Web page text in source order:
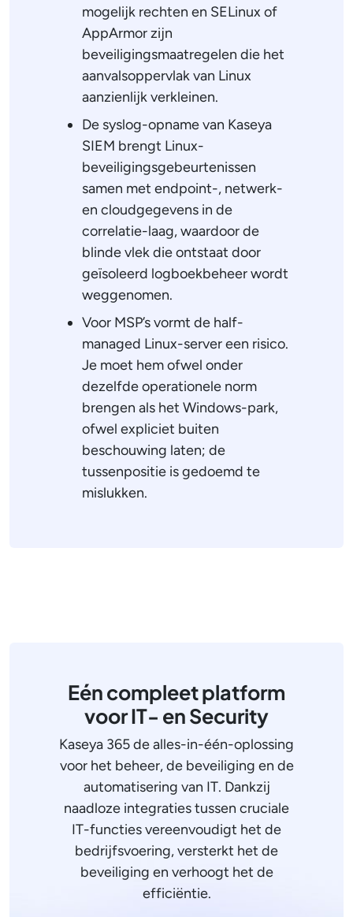
mogelijk rechten en SELinux of
AppArmor zijn
beveiligingsmaatregelen die het
aanvalsoppervlak van Linux
aanzienlijk verkleinen.
De syslog-opname van Kaseya
SIEM brengt Linux-
beveiligingsgebeurtenissen
samen met endpoint-, netwerk-
en cloudgegevens in de
correlatie-laag, waardoor de
blinde vlek die ontstaat door
geïsoleerd logboekbeheer wordt
weggenomen.
Voor MSP’s vormt de half-
managed Linux-server een risico.
Je moet hem ofwel onder
dezelfde operationele norm
brengen als het Windows-park,
ofwel expliciet buiten
beschouwing laten; de
tussenpositie is gedoemd te
mislukken.
Eén compleet platform
voor IT- en Security
Kaseya 365 de alles-in-één-oplossing
voor het beheer, de beveiliging en de
automatisering van IT. Dankzij
naadloze integraties tussen cruciale
IT-functies vereenvoudigt het de
bedrijfsvoering, versterkt het de
beveiliging en verhoogt het de
efficiëntie.